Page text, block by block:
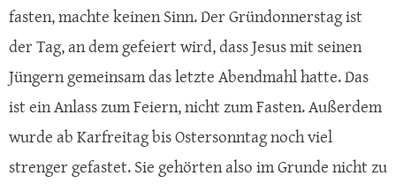
fasten, machte keinen Sinn. Der Gründonnerstag ist
der Tag, an dem gefeiert wird, dass Jesus mit seinen
Jüngern gemeinsam das letzte Abendmahl hatte. Das
ist ein Anlass zum Feiern, nicht zum Fasten. Außerdem
wurde ab Karfreitag bis Ostersonntag noch viel
strenger gefastet. Sie gehörten also im Grunde nicht zu